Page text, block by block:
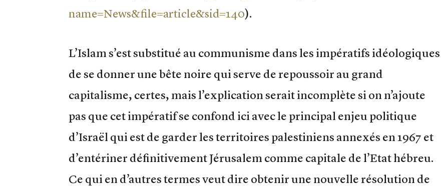
name=News&file=article&sid=140).
L’Islam s’est substitué au communisme dans les impératifs idéologiques
de se donner une bête noire qui serve de repoussoir au grand
capitalisme, certes, mais l’explication serait incomplète si on n’ajoute
pas que cet impératif se confond ici avec le principal enjeu politique
d’Israël qui est de garder les territoires palestiniens annexés en 1967 et
d’entériner définitivement Jérusalem comme capitale de l’Etat hébreu.
Ce qui en d’autres termes veut dire obtenir une nouvelle résolution de